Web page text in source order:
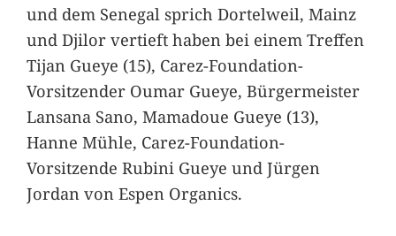
und dem Senegal sprich Dortelweil, Mainz
und Djilor vertieft haben bei einem Treffen
Tijan Gueye (15), Carez-Foundation-
Vorsitzender Oumar Gueye, Bürgermeister
Lansana Sano, Mamadoue Gueye (13),
Hanne Mühle, Carez-Foundation-
Vorsitzende Rubini Gueye und Jürgen
Jordan von Espen Organics.